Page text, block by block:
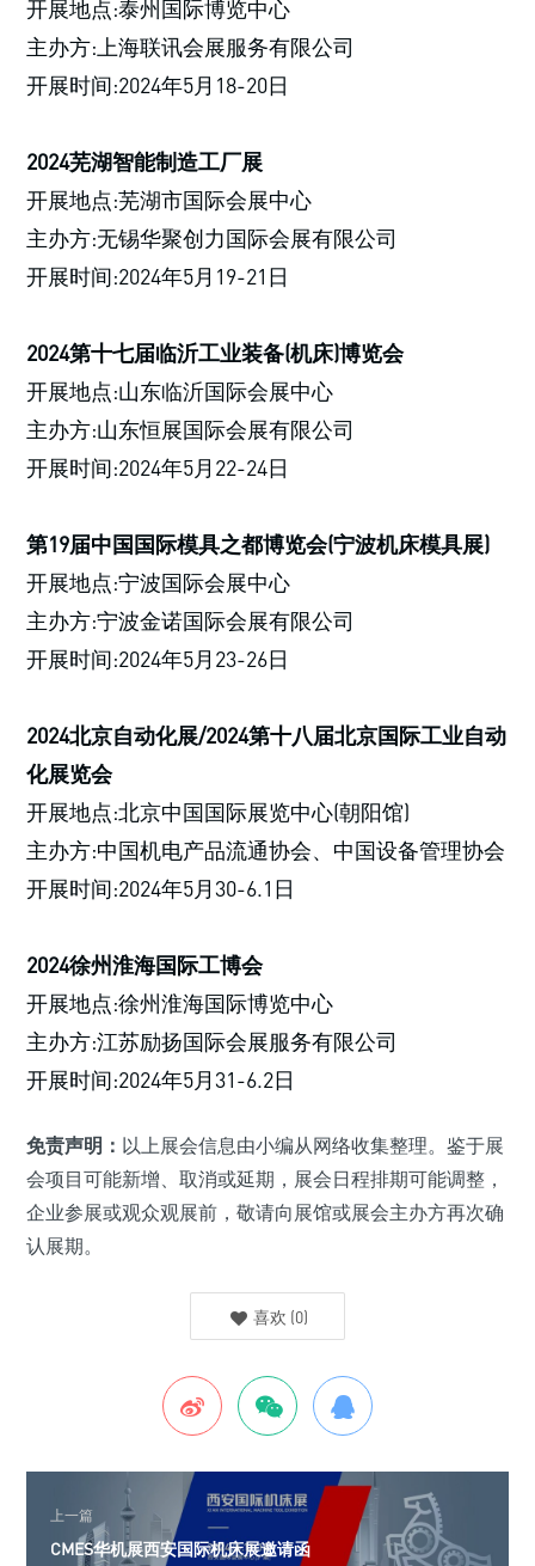
开展地点:泰州国际博览中心
主办方:上海联讯会展服务有限公司
开展时间:2024年5月18-20日
2024芜湖智能制造工厂展
开展地点:芜湖市国际会展中心
主办方:无锡华聚创力国际会展有限公司
开展时间:2024年5月19-21日
2024第十七届临沂工业装备(机床)博览会
开展地点:山东临沂国际会展中心
主办方:山东恒展国际会展有限公司
开展时间:2024年5月22-24日
第19届中国国际模具之都博览会(宁波机床模具展)
开展地点:宁波国际会展中心
主办方:宁波金诺国际会展有限公司
开展时间:2024年5月23-26日
2024北京自动化展/2024第十八届北京国际工业自动
化展览会
开展地点:北京中国国际展览中心(朝阳馆)
主办方:中国机电产品流通协会、中国设备管理协会
开展时间:2024年5月30-6.1日
2024徐州淮海国际工博会
开展地点:徐州淮海国际博览中心
主办方:江苏励扬国际会展服务有限公司
开展时间:2024年5月31-6.2日
免责声明： 以上展会信息由小编从网络收集整理。鉴于展
会项目可能新增、取消或延期，展会日程排期可能调整，
企业参展或观众观展前，敬请向展馆或展会主办方再次确
认展期。
喜欢 (0)
上一篇
CMES华机展西安国际机床展邀请函